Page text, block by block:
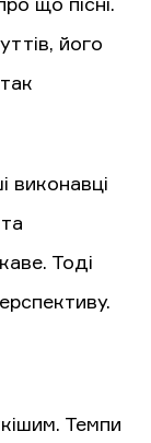
що пісні.
його
виконавці
Тоді
Темпи